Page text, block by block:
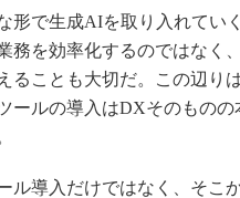
形で生成AIを取り入れてい
務を効率化するのではなく
ることも大切だ。この辺り
ールの導入はDXそのもの
ル導入だけではなく、そこ